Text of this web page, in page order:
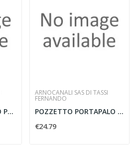
POZZETTO CON PRED PALO 25X25X25
ARNOCANALI SAS DI TASSI
FERNANDO
POZZETTO PORTAPALO 25X25 VERDE
€24.79